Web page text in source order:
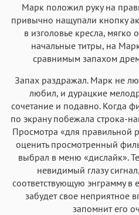
Марк положил руку на
привычно нащупали кнопку
в изголовье кресла, мягко
начальные титры, на
сравнимым запахом
Запах раздражал. Марк не
любил, и дурацкие
сочетание и подавно. Когда
по экрану побежала строка-
Просмотра «для правильной
оценить просмотренный
выбрал в меню «дислайк».
невидимый глазу
соответствующую энграмму в
забудет свое неприятное
запомнит его